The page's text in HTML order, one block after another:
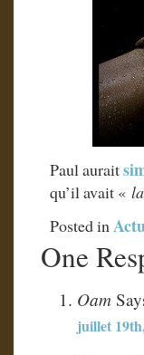
Paul aurait
qu’il avait «
Posted in
One
Oam
juillet